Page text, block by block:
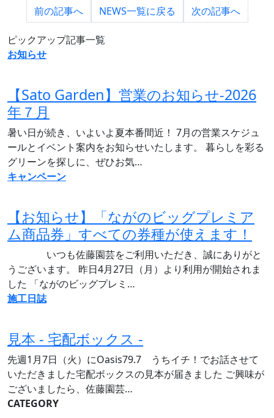
前の記事へ NEWS一覧に戻る 次の記事へ
ピックアップ記事一覧
お知らせ
【Sato Garden】営業のお知らせ‐2026
年７月
暑い日が続き、いよいよ夏本番間近！ 7月の営業スケジュ
ールとイベント案内をお知らせいたします。 暮らしを彩る
グリーンを探しに、ぜひお気…
キャンペーン
【お知らせ】「ながのビッグプレミア
ム商品券」すべての券種が使えます！
いつも佐藤園芸をご利用いただき、誠にありがと
うございます。 昨日4月27日（月）より利用が開始されま
した 「ながのビッグプレミ…
施工日誌
見本 - 宅配ボックス -
先週1月7日（火）にOasis79.7 うちイチ！でお話させて
いただきました宅配ボックスの見本が届きました ご興味が
ございましたら、佐藤園芸…
CATEGORY